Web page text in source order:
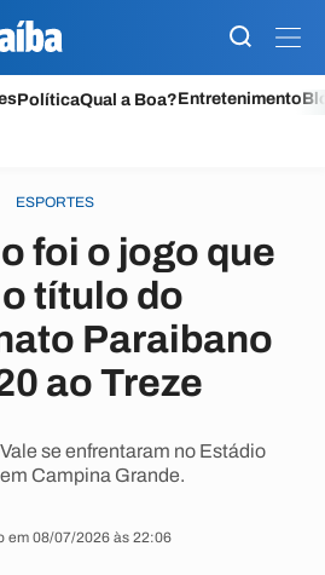
PolíticaQual a Boa?Entretenimento
ESPORTES
foi o jogo que
título do
Paraibano
ao Treze
se enfrentaram no Estádio
Campina Grande.
em 08/07/2026 às 22:06